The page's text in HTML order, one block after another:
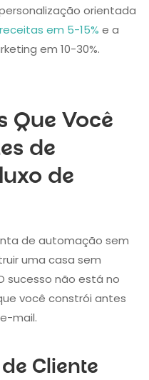
orientada
em 5-15% e a
em 10-30%.
Que Você
de
de
de automação sem
uma casa sem
sucesso não está no
você constrói antes
mail.
Cliente